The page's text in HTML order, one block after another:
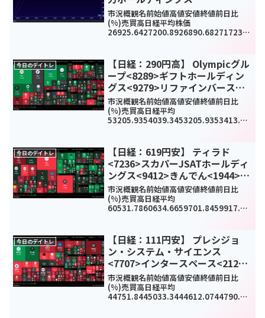
<9501>JTOWER<4485>今日のデ
イトレ4月14日
市況概観名前始値高値安値終値前日比
(%)売買高日経平均株価
26925.6427200.8926890.682717232
今日のデイトレ
【日経：290円高】 Olympicグル
ープ<8289>ギフトホールディン
グス<9279>リファインバースグ
ループ<7375>今日のデイトレ4月
6日
市況概観名前始値高値安値終値前日比
(%)売買高日経平均
53205.9354039.3453205.9353413.68
今日のデイトレ
【日経：619円安】 ティラド
<7236>スカパーJSATホールディ
ングス<9412>きんでん<1944>今
日のデイトレ4月28日
市況概観名前始値高値安値終値前日比
(%)売買高日経平均
60531.7860634.6659701.8459917.46
937413772.1936.91(0.99%)2916...
今日のデイトレ
【日経：111円安】 プレシジョ
ン・システム・サイエンス
<7707>インタースペース<2122>
ティラド<7236>今日のデイトレ9
月17日
市況概観名前始値高値安値終値前日比
(%)売買高日経平均
44751.8445033.3444612.0744790.38